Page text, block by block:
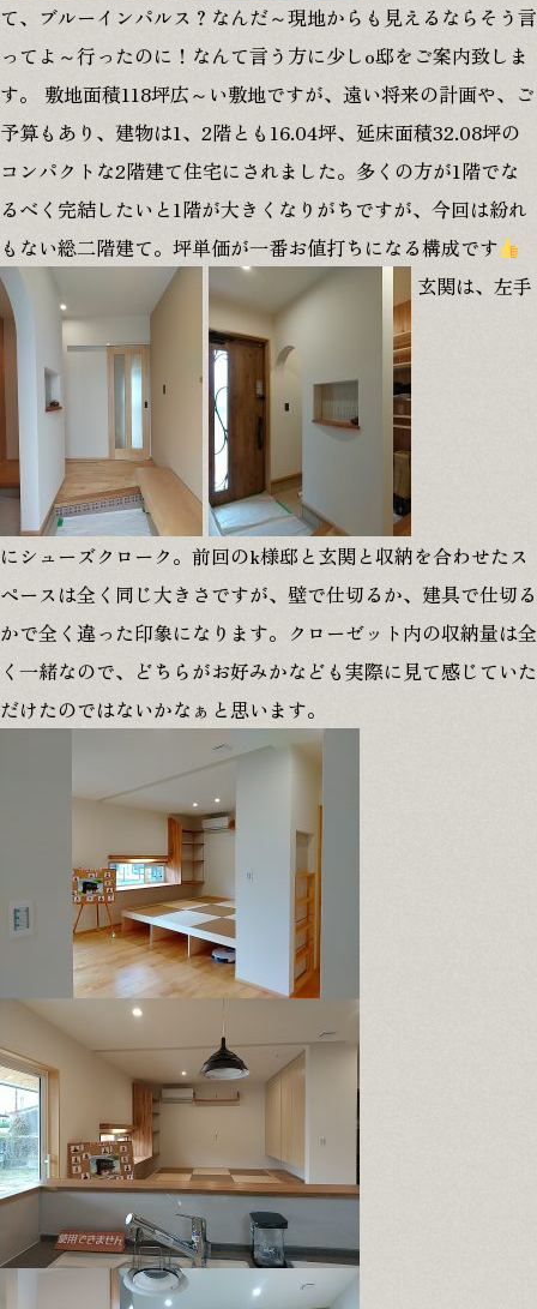
て、ブルーインパルス？なんだ～現地からも見えるならそう言
ってよ～行ったのに！なんて言う方に少しo邸をご案内致しま
す。 敷地面積118坪広～い敷地ですが、遠い将来の計画や、ご
予算もあり、建物は1、2階とも16.04坪、延床面積32.08坪の
コンパクトな2階建て住宅にされました。多くの方が1階でな
るべく完結したいと1階が大きくなりがちですが、今回は紛れ
もない総二階建て。坪単価が一番お値打ちになる構成です
玄関は、左手
にシューズクローク。前回のk様邸と玄関と収納を合わせたス
ペースは全く同じ大きさですが、壁で仕切るか、建具で仕切る
かで全く違った印象になります。クローゼット内の収納量は全
く一緒なので、どちらがお好みかなども実際に見て感じていた
だけたのではないかなぁと思います。